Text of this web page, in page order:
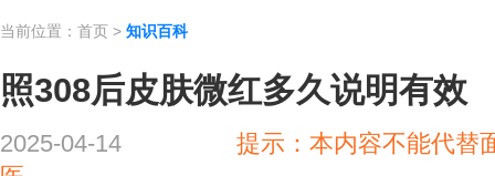
当前位置： 首页 > 知识百科
照308后皮肤微红多久说明有效
2025-04-14
提示：本内容不能代替